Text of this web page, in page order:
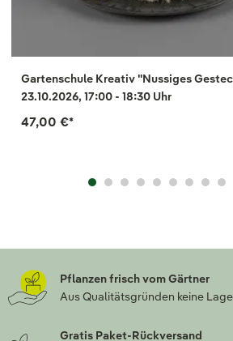
Gartenschule Kreativ "Nussiges
23.10.2026, 17:00 - 18:30 Uhr
47,00 €*
Pflanzen frisch vom Gärtner
Aus Qualitätsgründen keine
Gratis Paket-Rückversand